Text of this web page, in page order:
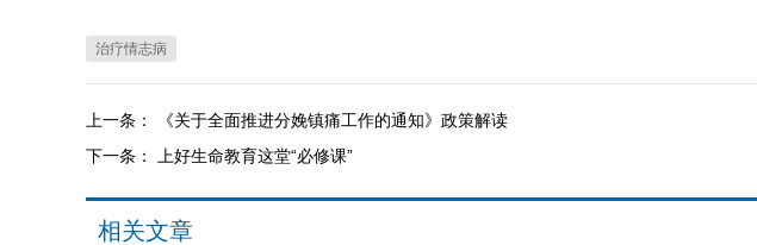
治疗情志病
上一条：
《关于全面推进分娩镇痛工作的通知》政策解读
下一条：
上好生命教育这堂“必修课”
相关文章